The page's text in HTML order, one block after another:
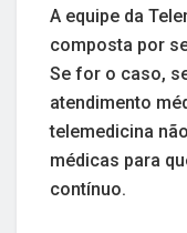
A equipe da
composta por
Se for o caso,
atendimento
telemedicina
médicas para
contínuo.